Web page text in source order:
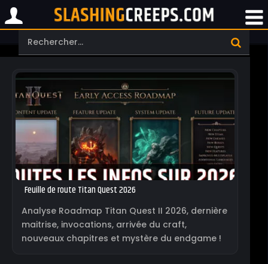
Feuille de route Titan Quest 2026
Analyse Roadmap Titan Quest II 2026, dernière
maitrise, invocations, arrivée du craft,
nouveaux chapitres et mystère du endgame !